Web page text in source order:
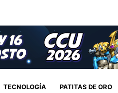
TECNOLOGÍA PATITAS DE ORO